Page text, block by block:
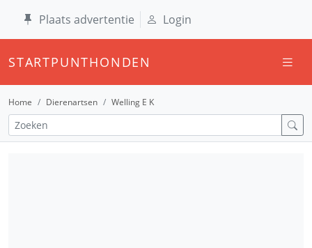
Plaats advertentie Login
STARTPUNTHONDEN
Home Dierenartsen Welling E K